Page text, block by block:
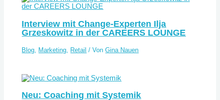
Interview mit Change-Experten Ilja
Grzeskowitz in der CAREERS LOUNGE
Blog Marketing Retail / VonGina Nauen
Neu: Coaching mit Systemik